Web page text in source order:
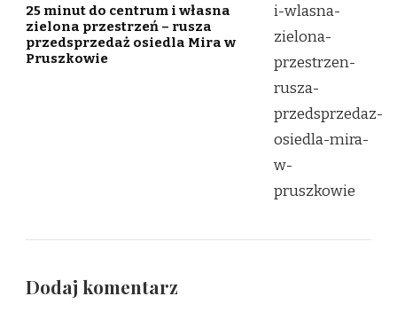
25 minut do centrum i własna
zielona przestrzeń – rusza
przedsprzedaż osiedla Mira w
Pruszkowie
Dodaj komentarz